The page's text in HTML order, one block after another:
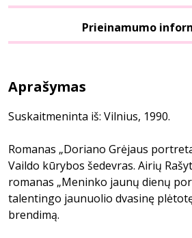
Prieinamumo
Aprašymas
Suskaitmeninta iš: Vilnius, 1990.
Romanas „Doriano Grėjaus
Vaildo kūrybos šedevras. Airių
romanas „Meninko jaunų dienų
talentingo jaunuolio dvasinę
brendimą.